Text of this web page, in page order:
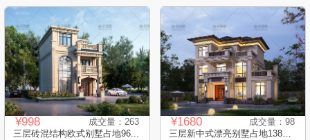
¥998
成交量：263
三层砖混结构欧式别墅占地96...
¥1680
成交量：98
三层新中式漂亮别墅占地138平...